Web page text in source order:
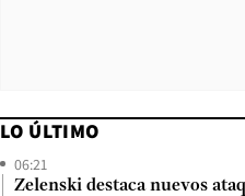
LO ÚLTIMO
06:21
Zelenski destaca nuevos